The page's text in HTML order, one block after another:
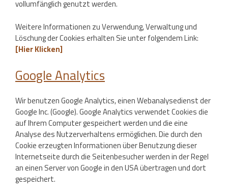
vollumfänglich genutzt werden.
Weitere Informationen zu Verwendung, Verwaltung und
Löschung der Cookies erhalten Sie unter folgendem Link:
[Hier Klicken]
Google Analytics
Wir benutzen Google Analytics, einen Webanalysedienst der
Google Inc. (Google). Google Analytics verwendet Cookies die
auf Ihrem Computer gespeichert werden und die eine
Analyse des Nutzerverhaltens ermöglichen. Die durch den
Cookie erzeugten Informationen über Benutzung dieser
Internetseite durch die Seitenbesucher werden in der Regel
an einen Server von Google in den USA übertragen und dort
gespeichert.